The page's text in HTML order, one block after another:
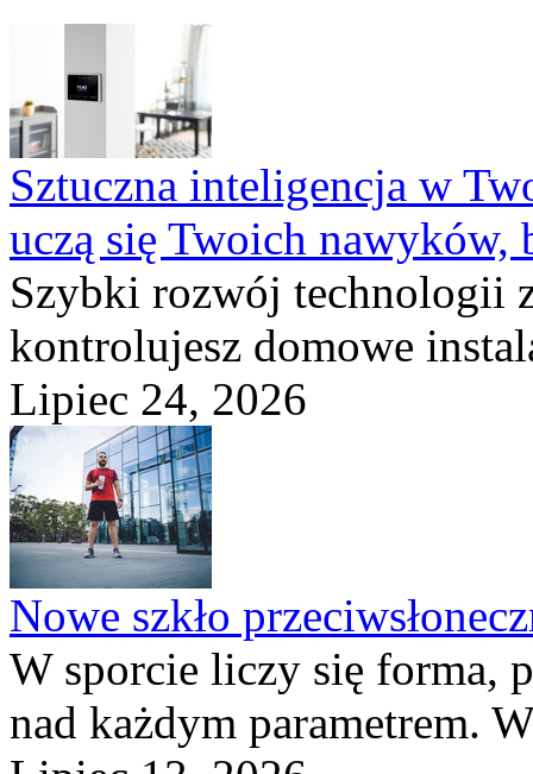
Sztuczna inteligencja w
uczą się Twoich nawyków,
Szybki rozwój technologii
kontrolujesz domowe
Lipiec 24, 2026
Nowe szkło
W sporcie liczy się forma,
nad każdym parametrem.